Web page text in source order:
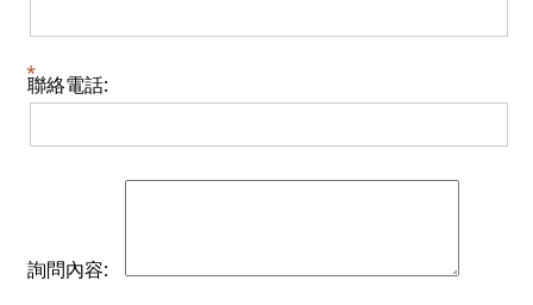
聯絡電話:
詢問內容: